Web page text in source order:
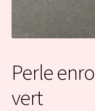
Perle
vert